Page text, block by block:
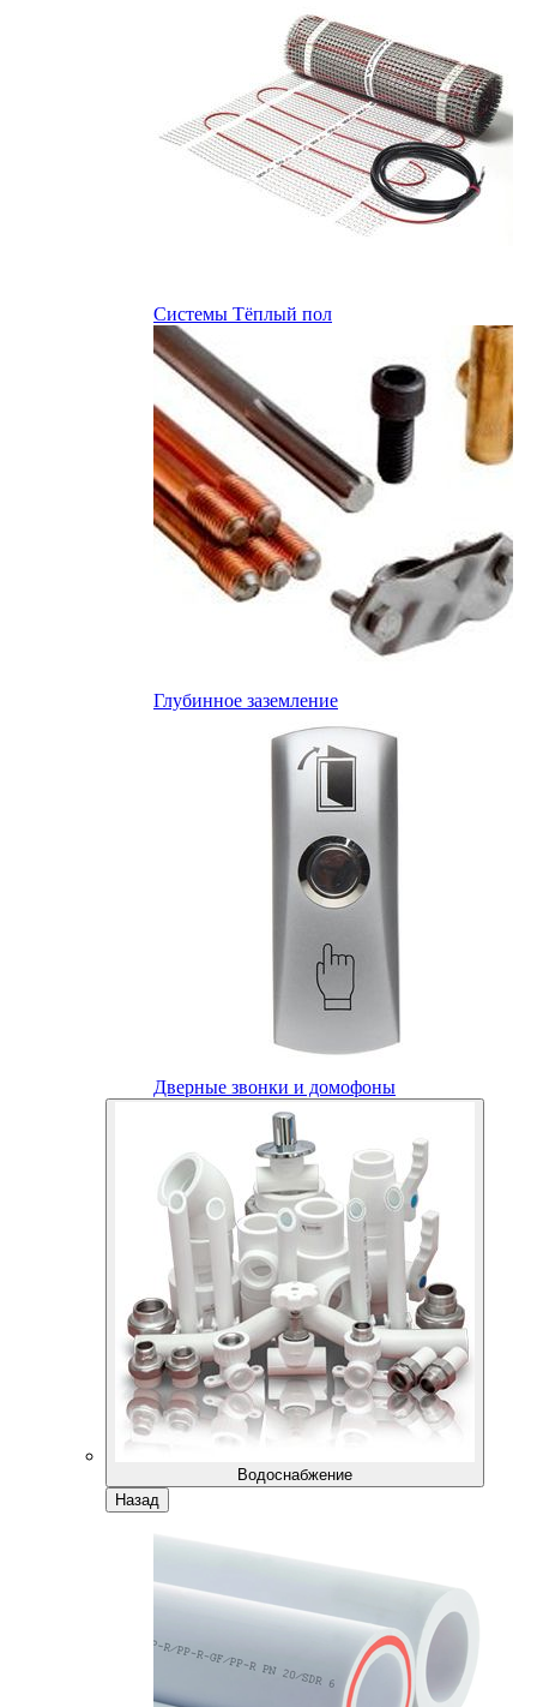
Системы Тёплый пол
Глубинное заземление
Дверные звонки и домофоны
Водоснабжение
Назад